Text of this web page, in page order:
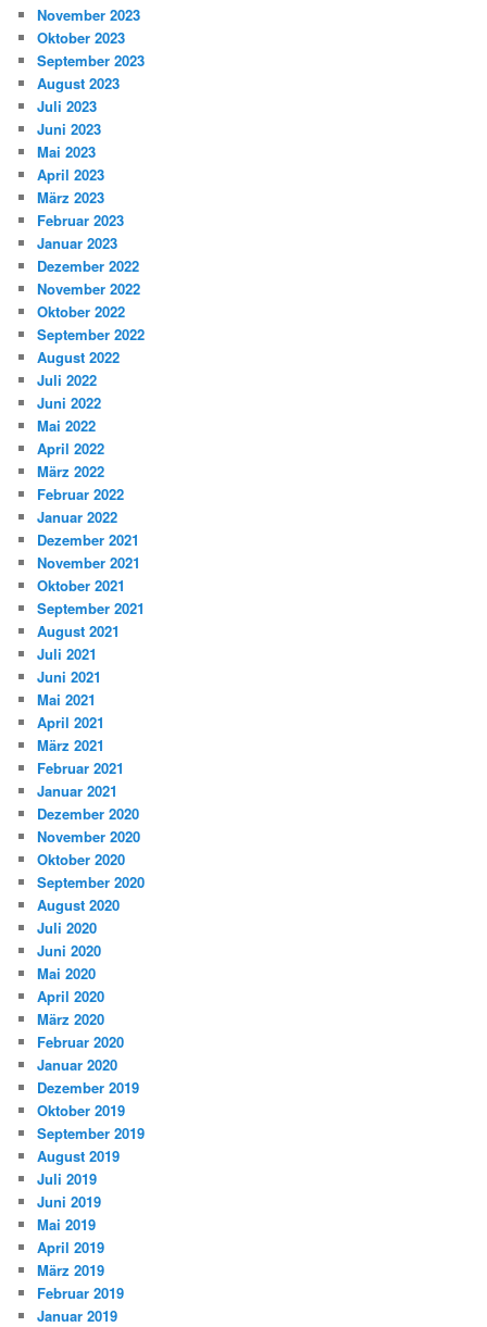
November 2023
Oktober 2023
September 2023
August 2023
Juli 2023
Juni 2023
Mai 2023
April 2023
März 2023
Februar 2023
Januar 2023
Dezember 2022
November 2022
Oktober 2022
September 2022
August 2022
Juli 2022
Juni 2022
Mai 2022
April 2022
März 2022
Februar 2022
Januar 2022
Dezember 2021
November 2021
Oktober 2021
September 2021
August 2021
Juli 2021
Juni 2021
Mai 2021
April 2021
März 2021
Februar 2021
Januar 2021
Dezember 2020
November 2020
Oktober 2020
September 2020
August 2020
Juli 2020
Juni 2020
Mai 2020
April 2020
März 2020
Februar 2020
Januar 2020
Dezember 2019
Oktober 2019
September 2019
August 2019
Juli 2019
Juni 2019
Mai 2019
April 2019
März 2019
Februar 2019
Januar 2019